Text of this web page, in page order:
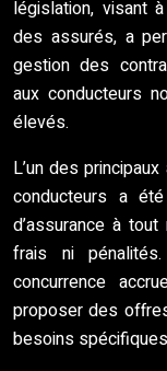
législation, visant
des assurés, a
gestion des
aux conducteurs
élevés.
L’un des
conducteurs a
d’assurance à
frais ni
concurrence
proposer des
besoins